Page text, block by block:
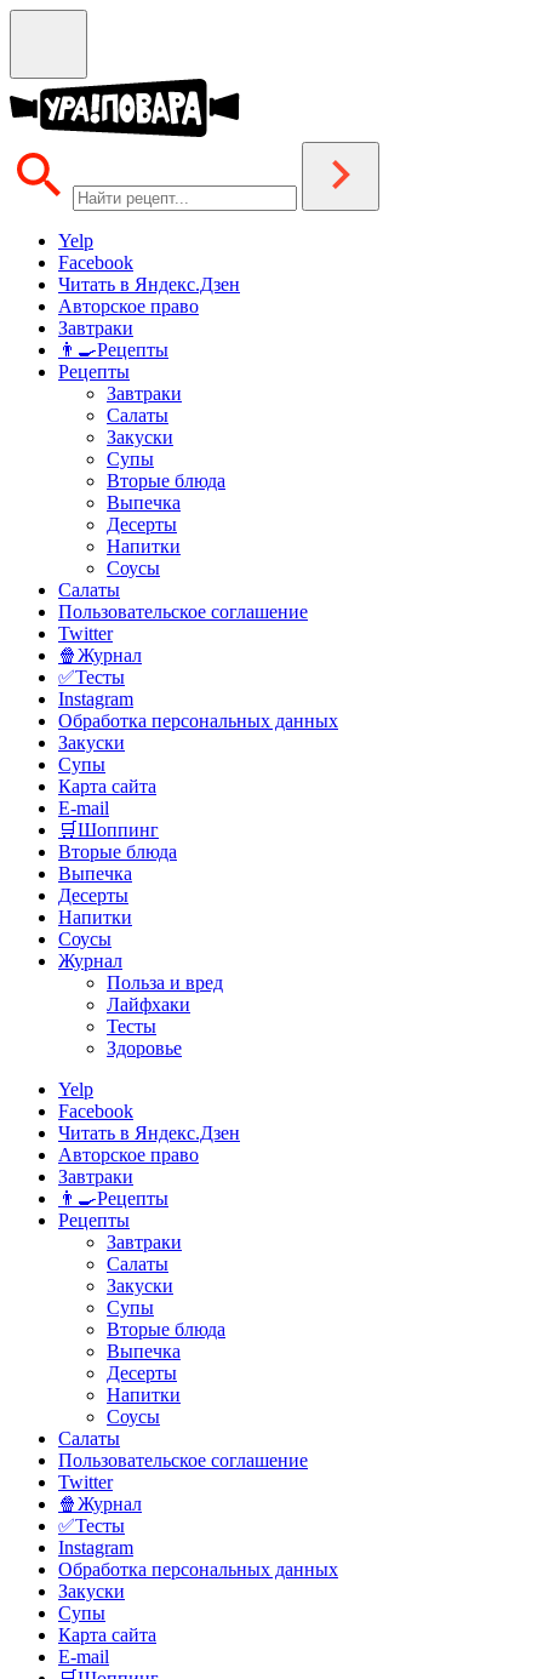
Yelp
Facebook
Читать в Яндекс.Дзен
Авторское право
Завтраки
👨‍🍳Рецепты
Рецепты
Завтраки
Салаты
Закуски
Супы
Вторые блюда
Выпечка
Десерты
Напитки
Соусы
Салаты
Пользовательское соглашение
Twitter
🍿Журнал
✅Тесты
Instagram
Обработка персональных данных
Закуски
Супы
Карта сайта
E-mail
🛒Шоппинг
Вторые блюда
Выпечка
Десерты
Напитки
Соусы
Журнал
Польза и вред
Лайфхаки
Тесты
Здоровье
Yelp
Facebook
Читать в Яндекс.Дзен
Авторское право
Завтраки
👨‍🍳Рецепты
Рецепты
Завтраки
Салаты
Закуски
Супы
Вторые блюда
Выпечка
Десерты
Напитки
Соусы
Салаты
Пользовательское соглашение
Twitter
🍿Журнал
✅Тесты
Instagram
Обработка персональных данных
Закуски
Супы
Карта сайта
E-mail